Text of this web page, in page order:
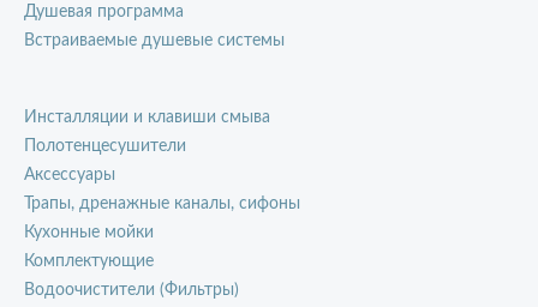
Душевая программа
Встраиваемые душевые системы
Инсталляции и клавиши смыва
Полотенцесушители
Аксессуары
Трапы, дренажные каналы, сифоны
Кухонные мойки
Комплектующие
Водоочистители (Фильтры)